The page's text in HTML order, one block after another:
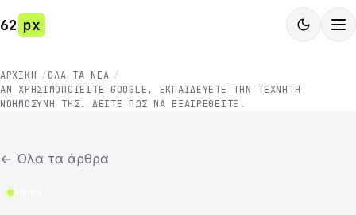
62 px
ΑΡΧΙΚΉ
ΌΛΑ ΤΑ ΝΈΑ
ΑΝ ΧΡΗΣΙΜΟΠΟΙΕΊΤΕ GOOGLE, ΕΚΠΑΙΔΕΎΕΤΕ ΤΗΝ ΤΕΧΝΗΤΉ
ΝΟΗΜΟΣΎΝΗ ΤΗΣ. ΔΕΊΤΕ ΠΏΣ ΝΑ ΕΞΑΙΡΕΘΕΊΤΕ.
← Όλα τα άρθρα
Άποψη